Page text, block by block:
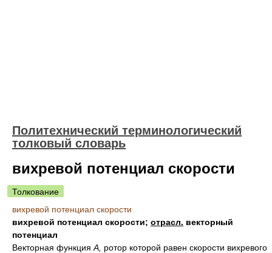
Политехнический терминологический
толковый словарь
вихревой потенциал скорости
Толкование
вихревой потенциал скорости
вихревой потенциал скорости; отрасл. векторный
потенциал
Векторная функция А, ротор которой равен скорости вихревого